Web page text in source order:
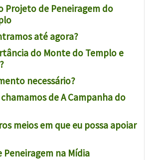
Projeto de Peneiragem do
até agora?
do Monte do Templo e
necessário?
de A Campanha do
meios em que eu possa apoiar
Peneiragem na Mídia